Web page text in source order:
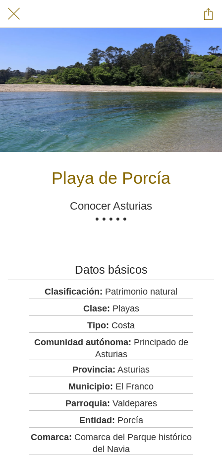
Playa de Porcía
Conocer Asturias
• • • • •
Datos básicos
Clasificación: Patrimonio natural
Clase: Playas
Tipo: Costa
Comunidad autónoma: Principado de
Asturias
Provincia: Asturias
Municipio: El Franco
Parroquia: Valdepares
Entidad: Porcía
Comarca: Comarca del Parque histórico
del Navia